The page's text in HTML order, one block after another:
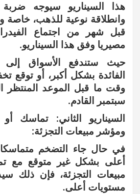
هذا السيناريو سيوجه ضربة
وانطلاقة نوعية للذهب،
قبل شهر من اجتماع
مصيريا وفق هذا السيناريو.
حيث ستندفع الأسواق
الفائدة بشكل أكبر، أو توقع
وقت ما قبل الموعد المنتظر
سبتمبر القادم.
السيناريو الثاني: تماسك
ومؤشر مبيعات التجزئة:
أعلى بشكل غير متوقع مع
مبيعات التجزئة، فإن ذلك
مستويات أعلى.